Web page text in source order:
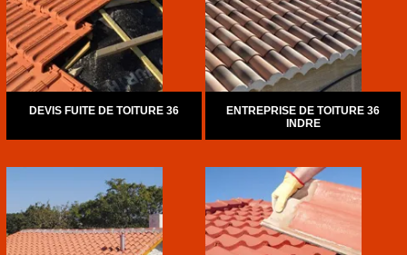
DEVIS FUITE DE TOITURE 36
ENTREPRISE DE TOITURE 36
INDRE